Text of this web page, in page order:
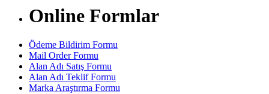
Online Formlar
Ödeme Bildirim Formu
Mail Order Formu
Alan Adı Satış Formu
Alan Adı Teklif Formu
Marka Araştırma Formu